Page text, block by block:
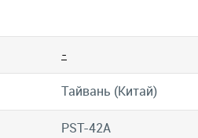
-
Тайвань (Китай)
PST-42A